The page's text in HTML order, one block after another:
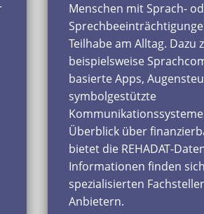
Menschen mit Sprach-
Teilhabe am Alltag. Dazu
beispielsweise
basierte Apps,
symbolgestützte
Überblick über
bietet die REHADAT-
Informationen finden
spezialisierten
Anbietern.